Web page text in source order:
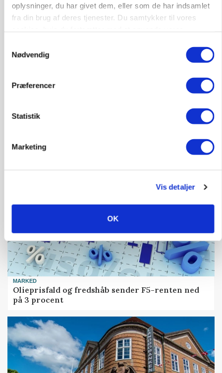
oplysninger, du har givet dem, eller som de har indsamlet
fra din brug af deres tjenester. Du samtykker til vores
Nødvendig
Præferencer
Statistik
Marketing
Vis detaljer
OK
Klimaberegning er ikke nok: Økologisk fjerkræ
LEDER
MARKED
Olieprisfald og fredshåb sender F5-renten ned
på 3 procent